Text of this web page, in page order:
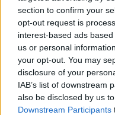
section to confirm your
opt-out request is
interest-based ads
us or personal
your opt-out. You may
disclosure of your
IAB’s list of downstream
also be disclosed by us
Downstream Participants
massimizzare
Perché il tempo
Entro il primo mese
diverse chain restano
spesso frammentano,